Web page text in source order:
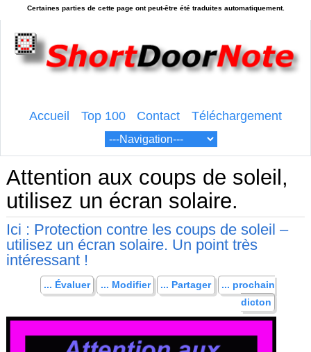
Accueil Top 100 Contact Téléchargement
Attention aux coups de soleil,
utilisez un écran solaire.
Ici : Protection contre les coups de soleil –
utilisez un écran solaire. Un point très
intéressant !
... Évaluer ... Modifier ... Partager
... prochain
dicton